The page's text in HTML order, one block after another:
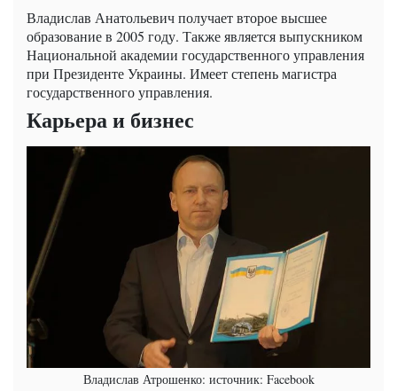
Владислав Анатольевич получает второе высшее
образование в 2005 году. Также является выпускником
Национальной академии государственного управления
при Президенте Украины. Имеет степень магистра
государственного управления.
Карьера и бизнес
Владислав Атрошенко: источник: Facebook